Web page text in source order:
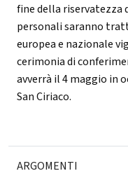
fine della riservatezza
personali saranno
europea e nazionale
cerimonia di
avverrà il 4 maggio in
San Ciriaco.
ARGOMENTI